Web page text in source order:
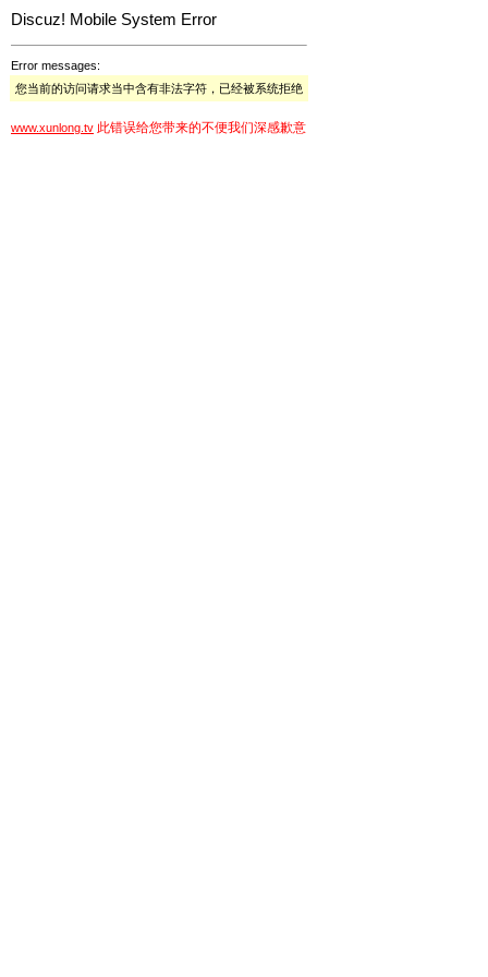
Discuz! Mobile System Error
Error messages:
您当前的访问请求当中含有非法字符，已经被系统拒绝
www.xunlong.tv 此错误给您带来的不便我们深感歉意